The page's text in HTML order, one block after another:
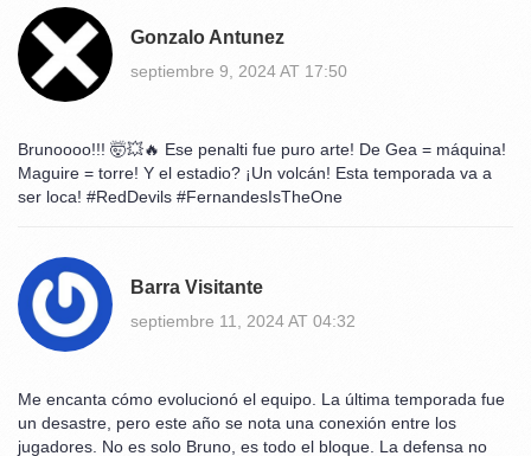
Gonzalo Antunez
septiembre 9, 2024 AT 17:50
Brunoooo!!! 🤯💥🔥 Ese penalti fue puro arte! De Gea = máquina!
Maguire = torre! Y el estadio? ¡Un volcán! Esta temporada va a
ser loca! #RedDevils #FernandesIsTheOne
Barra Visitante
septiembre 11, 2024 AT 04:32
Me encanta cómo evolucionó el equipo. La última temporada fue
un desastre, pero este año se nota una conexión entre los
jugadores. No es solo Bruno, es todo el bloque. La defensa no